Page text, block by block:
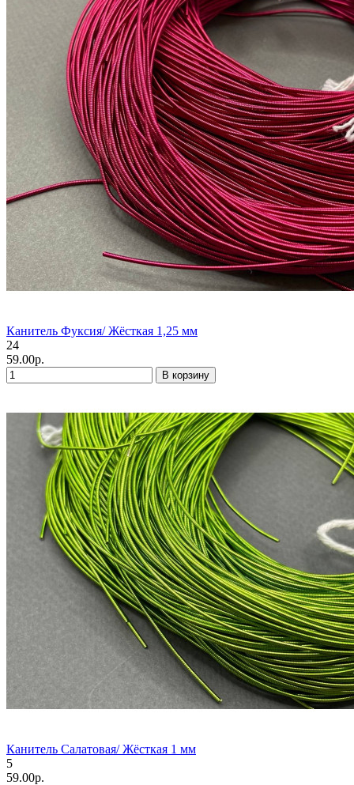
Канитель Фуксия/ Жёсткая 1,25 мм
24
59.00р.
В корзину
Канитель Салатовая/ Жёсткая 1 мм
5
59.00р.